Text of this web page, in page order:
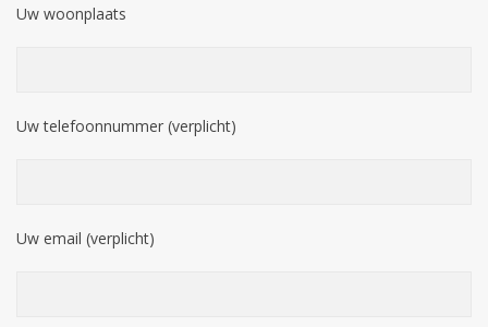
Uw woonplaats
Uw telefoonnummer (verplicht)
Uw email (verplicht)